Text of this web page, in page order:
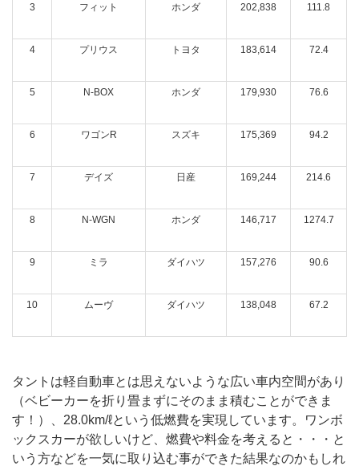
3 フィット ホンダ 202,838 111.8
4 プリウス トヨタ 183,614 72.4
5 N-BOX ホンダ 179,930 76.6
6 ワゴンR スズキ 175,369 94.2
7 デイズ 日産 169,244 214.6
8 N-WGN ホンダ 146,717 1274.7
9 ミラ ダイハツ 157,276 90.6
10 ムーヴ ダイハツ 138,048 67.2
タントは軽自動車とは思えないような広い車内空間があり
（ベビーカーを折り畳まずにそのまま積むことができま
す！）、28.0km/ℓという低燃費を実現しています。ワンボ
ックスカーが欲しいけど、燃費や料金を考えると・・・と
いう方などを一気に取り込む事ができた結果なのかもしれ